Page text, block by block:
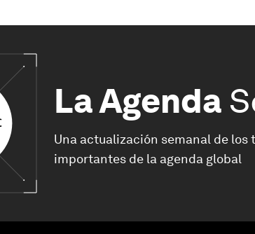
La Agenda
Una actualización semanal de los
importantes de la agenda global